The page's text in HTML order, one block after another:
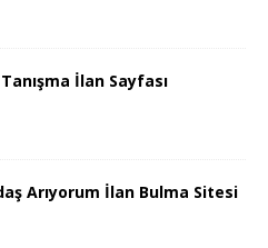
İlan Sayfası
Arıyorum İlan Bulma Sitesi